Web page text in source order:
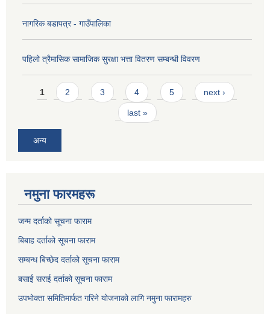
नागरिक बडापत्र - गाउँपालिका
पहिलो त्रैमासिक सामाजिक सुरक्षा भत्ता वितरण सम्बन्धी विवरण
Pages
1 2 3 4 5 next ›
last »
अन्य
नमुना फारमहरू
जन्म दर्ताको सूचना फाराम
बिबाह दर्ताको सूचना फाराम
सम्बन्ध बिच्छेद दर्ताको सूचना फाराम
बसाई सराई दर्ताको सूचना फाराम
उपभोक्ता समितिमार्फत गरिने योजनाको लागि नमुना फारामहरु